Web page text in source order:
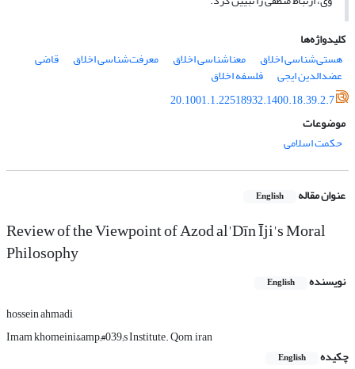
کلیدواژه‌ها
هستی‌شناسی اخلاق
معناشناسی اخلاق معرفت‌شناسی اخلاق قاضی
عضدالدین ایجی
فلسفه اخلاق
20.1001.1.22518932.1400.18.39.2.7
موضوعات
حکمت اسلامی
عنوان مقاله English
Review of the Viewpoint of Azod al'Dīn Īji's Moral
Philosophy
نویسنده English
hossein ahmadi
Imam khomeini&amp;#039;s Institute. Qom, iran
چکیده
English